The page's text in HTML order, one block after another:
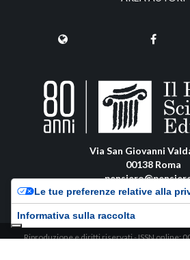
Via San Giovanni
00138 Roma
Riproduzione e diritti riservati - ISSN online:
Le tue preferenze relative alla
Informativa sulla raccolta